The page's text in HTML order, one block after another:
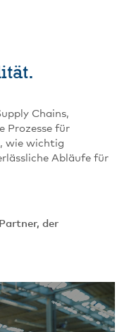
Chains,
Prozesse für
wie wichtig
Abläufe für
der